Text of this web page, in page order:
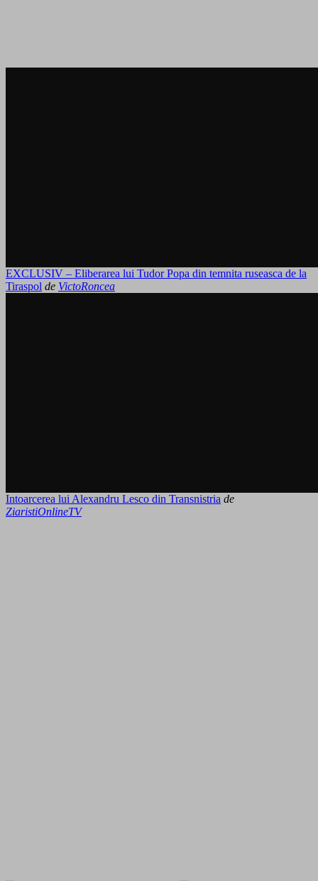
EXCLUSIV – Eliberarea lui Tudor Popa din temnita ruseasca de la
Tiraspol de VictoRoncea
Intoarcerea lui Alexandru Lesco din Transnistria de
ZiaristiOnlineTV